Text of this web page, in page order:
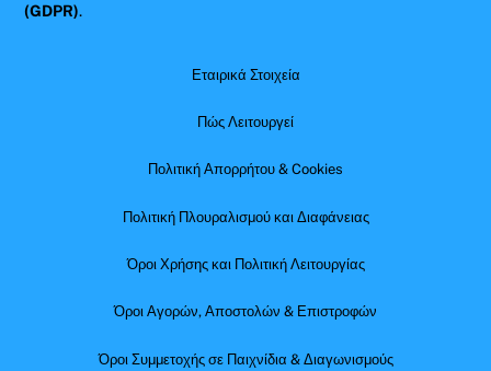
(GDPR).
Εταιρικά Στοιχεία
Πώς Λειτουργεί
Πολιτική Απορρήτου & Cookies
Πολιτική Πλουραλισμού και Διαφάνειας
Όροι Χρήσης και Πολιτική Λειτουργίας
Όροι Αγορών, Αποστολών & Επιστροφών
Όροι Συμμετοχής σε Παιχνίδια & Διαγωνισμούς